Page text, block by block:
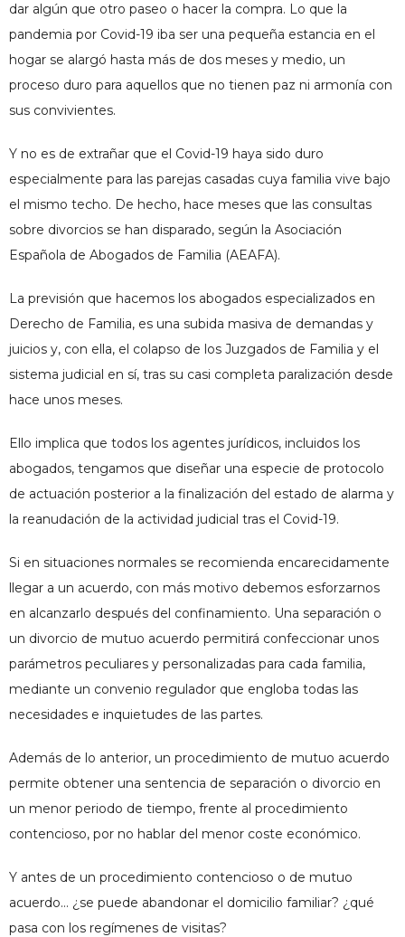
dar algún que otro paseo o hacer la compra. Lo que la
pandemia por Covid-19 iba ser una pequeña estancia en el
hogar se alargó hasta más de dos meses y medio, un
proceso duro para aquellos que no tienen paz ni armonía con
sus convivientes.
Y no es de extrañar que el Covid-19 haya sido duro
especialmente para las parejas casadas cuya familia vive bajo
el mismo techo. De hecho, hace meses que las consultas
sobre divorcios se han disparado, según la Asociación
Española de Abogados de Familia (AEAFA).
La previsión que hacemos los abogados especializados en
Derecho de Familia, es una subida masiva de demandas y
juicios y, con ella, el colapso de los Juzgados de Familia y el
sistema judicial en sí, tras su casi completa paralización desde
hace unos meses.
Ello implica que todos los agentes jurídicos, incluidos los
abogados, tengamos que diseñar una especie de protocolo
de actuación posterior a la finalización del estado de alarma y
la reanudación de la actividad judicial tras el Covid-19.
Si en situaciones normales se recomienda encarecidamente
llegar a un acuerdo, con más motivo debemos esforzarnos
en alcanzarlo después del confinamiento. Una separación o
un divorcio de mutuo acuerdo permitirá confeccionar unos
parámetros peculiares y personalizadas para cada familia,
mediante un convenio regulador que engloba todas las
necesidades e inquietudes de las partes.
Además de lo anterior, un procedimiento de mutuo acuerdo
permite obtener una sentencia de separación o divorcio en
un menor periodo de tiempo, frente al procedimiento
contencioso, por no hablar del menor coste económico.
Y antes de un procedimiento contencioso o de mutuo
acuerdo… ¿se puede abandonar el domicilio familiar? ¿qué
pasa con los regímenes de visitas?